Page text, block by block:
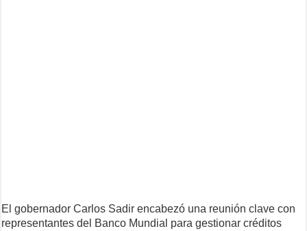
El gobernador Carlos Sadir encabezó una reunión clave con
representantes del Banco Mundial para gestionar créditos